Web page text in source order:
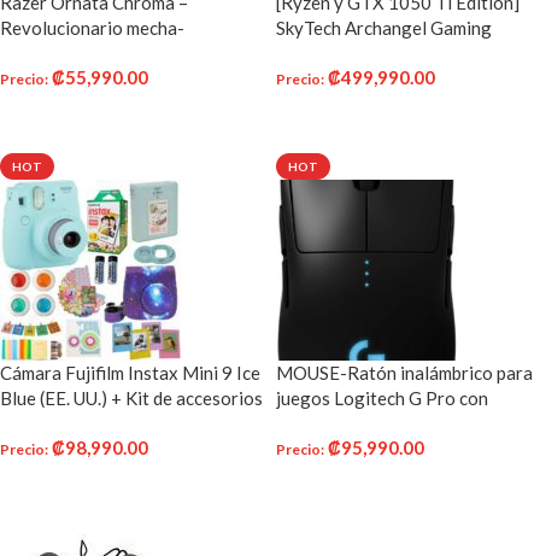
Revolucionario mecha-
mid-height Keycaps – diseño
Precio: ₡55,990.00
SkyTech Archangel Gaming
Ryzen DVD, Wi-Fi USB,
Precio: ₡499,990.00
HOT
Cámara Fujifilm Instax Mini 9 Ice
Blue (EE. UU.) + Kit de accesorios
9 Incluye cámara instantánea +
Precio: ₡98,990.00
HOT
MOUSE-Ratón inalámbrico para
juegos Logitech G Pro con
Precio: ₡95,990.00